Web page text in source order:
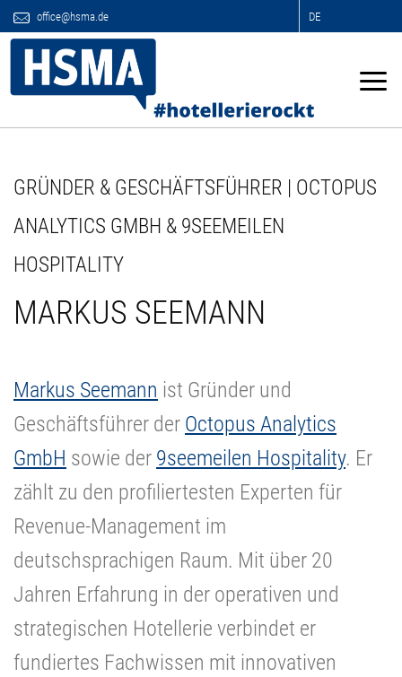
office@hsma.de DE
GRÜNDER & GESCHÄFTSFÜHRER | OCTOPUS
ANALYTICS GMBH & 9SEEMEILEN
HOSPITALITY
MARKUS SEEMANN
Markus Seemann ist Gründer und
Geschäftsführer der Octopus Analytics
GmbH sowie der 9seemeilen Hospitality. Er
zählt zu den profiliertesten Experten für
Revenue-Management im
deutschsprachigen Raum. Mit über 20
Jahren Erfahrung in der operativen und
strategischen Hotellerie verbindet er
fundiertes Fachwissen mit innovativen